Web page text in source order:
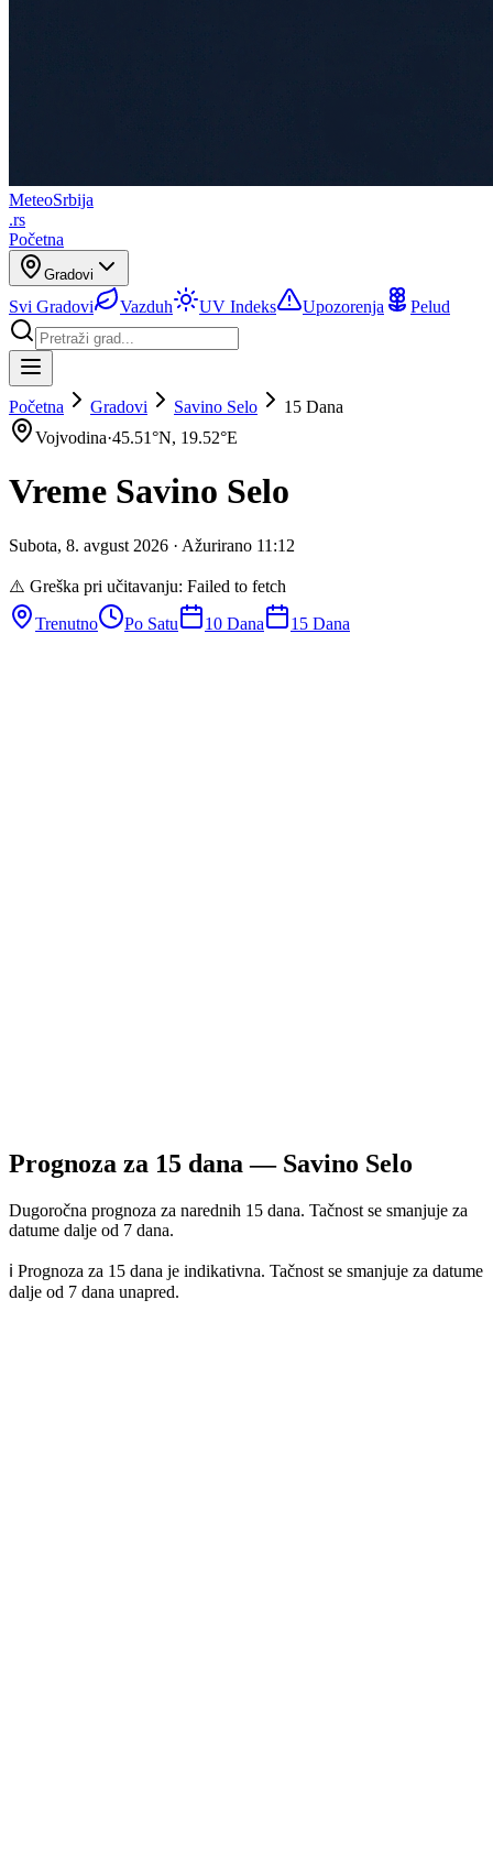
MeteoSrbija
.rs
Početna
Gradovi
Svi Gradovi Vazduh UV Indeks Upozorenja Pelud
Početna Gradovi Savino Selo
15 Dana
Vojvodina·45.51°N, 19.52°E
Vreme Savino Selo
Subota, 8. avgust 2026 · Ažurirano 11 :12
⚠️ Greška pri učitavanju: Failed to fetch
Trenutno
Po Satu 10 Dana 15 Dana
Prognoza za 15 dana — Savino Selo
Dugoročna prognoza za narednih 15 dana. Tačnost se smanjuje za
datume dalje od 7 dana.
ℹ️ Prognoza za 15 dana je indikativna. Tačnost se smanjuje za datume
dalje od 7 dana unapred.